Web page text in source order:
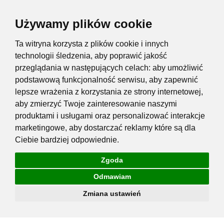
Używamy plików cookie
Ta witryna korzysta z plików cookie i innych
technologii śledzenia, aby poprawić jakość
przeglądania w następujących celach: aby umożliwić
podstawową funkcjonalność serwisu, aby zapewnić
lepsze wrażenia z korzystania ze strony internetowej,
aby zmierzyć Twoje zainteresowanie naszymi
produktami i usługami oraz personalizować interakcje
marketingowe, aby dostarczać reklamy które są dla
Ciebie bardziej odpowiednie.
Zgoda
Odmawiam
Zmiana ustawień